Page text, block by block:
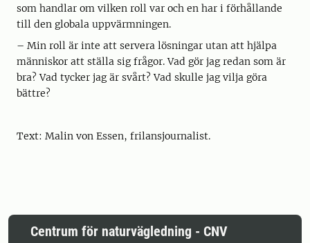
som handlar om vilken roll var och en har i förhållande
till den globala uppvärmningen.
– Min roll är inte att servera lösningar utan att hjälpa
människor att ställa sig frågor. Vad gör jag redan som är
bra? Vad tycker jag är svårt? Vad skulle jag vilja göra
bättre?
Text: Malin von Essen, frilansjournalist.
Centrum för naturvägledning - CNV